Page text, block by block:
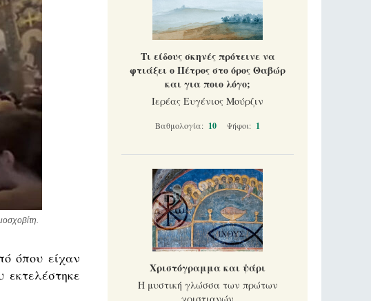
όπου είχαν
Τι είδους σκηνές πρότεινε να
φτιάξει ο Πέτρος στο όρος Θαβώρ
και για ποιο λόγο;
Ιερέας Ευγένιος Μούρζιν
Βαθμολογία: 10 Ψήφοι: 1
Χριστόγραμμα και ψάρι
Η μυστική γλώσσα των πρώτων